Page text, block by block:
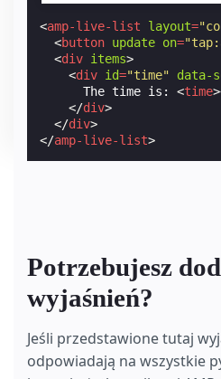
<amp-live-list layout=
<button update on=
<div items>
<div id="time" data-
      The time is:
<time>
</div>
</div>
</amp-live-list>
Potrzebujesz
wyjaśnień?
Jeśli przedstawione tutaj
odpowiadają na wszystkie